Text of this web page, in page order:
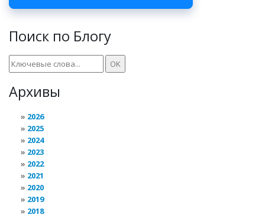
Поиск по Блогу
Архивы
2026
2025
2024
2023
2022
2021
2020
2019
2018